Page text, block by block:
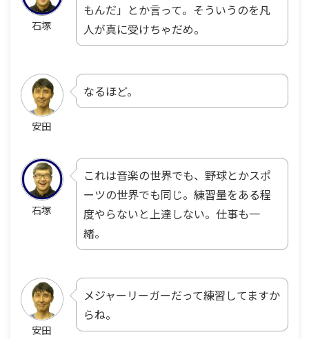
石塚
もんだ」とか言って。そういうのを凡
人が真に受けちゃだめ。
安田
なるほど。
石塚
これは音楽の世界でも、野球とかスポ
ーツの世界でも同じ。練習量をある程
度やらないと上達しない。仕事も一
緒。
安田
メジャーリーガーだって練習してますか
らね。